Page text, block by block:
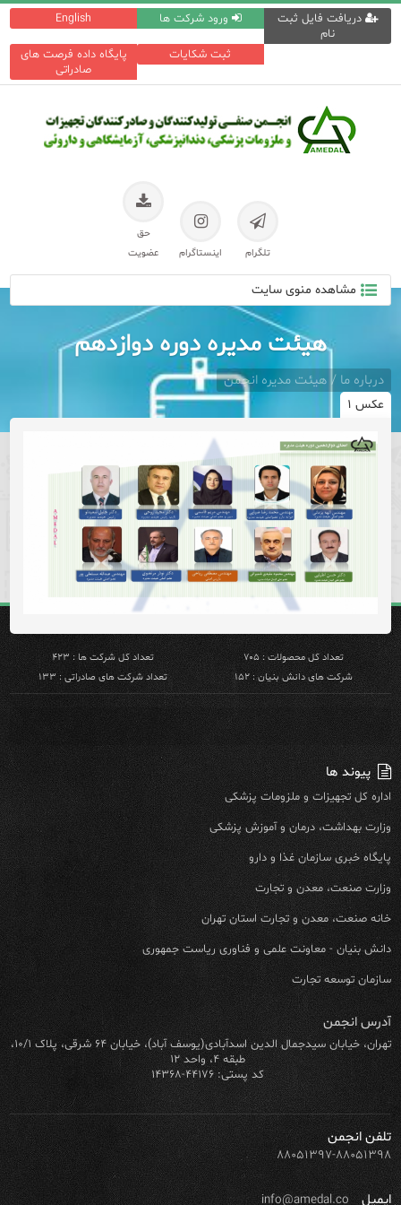
English ورود شرکت ها
دریافت فایل ثبت
نام
پایگاه داده فرصت های
صادراتی
ثبت شکایات
تلگرام اینستاگرام
حق
عضویت
مشاهده منوی سایت
هیئت مدیره دوره دوازدهم
درباره ما / هیئت مدیره انجمن
عکس ۱
تعداد کل محصولات : ۷۰۵
تعداد کل شرکت ها : ۴۲۳
شرکت های دانش بنیان : ۱۵۲
تعداد شرکت های صادراتی : ۱۳۳
پیوند ها
اداره کل تجهیزات و ملزومات پزشکی
وزارت بهداشت، درمان و آموزش پزشکی
پایگاه خبری سازمان غذا و دارو
وزارت صنعت، معدن و تجارت
خانه صنعت، معدن و تجارت استان تهران
دانش بنیان - معاونت علمی و فناوری ریاست جمهوری
سازمان توسعه تجارت
آدرس انجمن
تهران، خیابان سیدجمال الدین اسدآبادی(یوسف آباد)، خیابان ۶۴ شرقی، پلاک ۱۰/۱،
طبقه ۴، واحد ۱۲
کد پستی: ۴۴۱۷۶-۱۴۳۶۸
تلفن انجمن
۸۸۰۵۱۳۹۷-۸۸۰۵۱۳۹۸
ایمیل info@amedal.co